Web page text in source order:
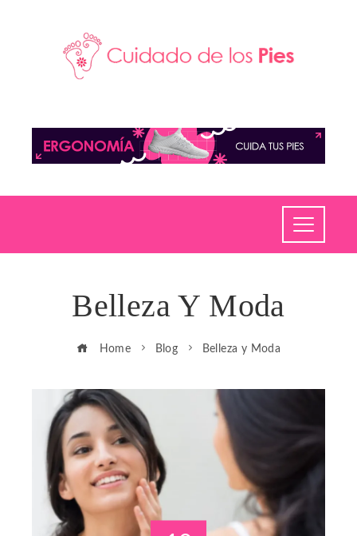
Belleza Y Moda
Home Blog Belleza y Moda